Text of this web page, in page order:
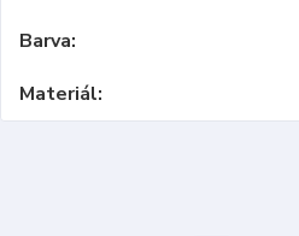
Barva
Materiál